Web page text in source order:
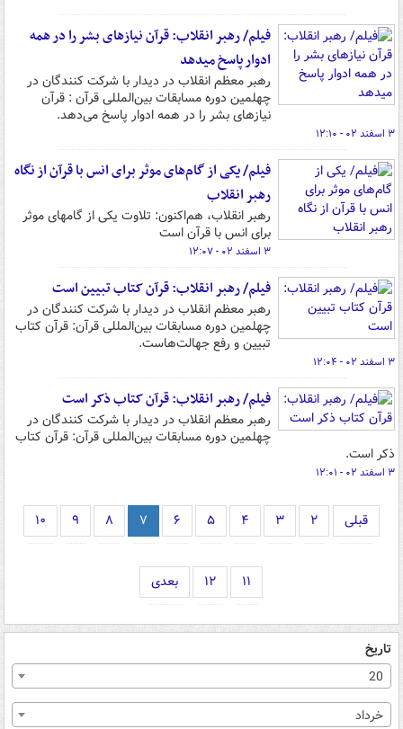
فیلم/ رهبر انقلاب: قرآن نیازهای بشر را در همه
ادوار پاسخ میدهد
رهبر معظم انقلاب در دیدار با شرکت کنندگان در
چهلمین دوره مسابقات بین‌المللی قرآن : قرآن
نیازهای بشر را در همه ادوار پاسخ می‌دهد.
۳ اسفند ۰۲ - ۱۲:۱۰
فیلم/ یکی از گام‌های موثر برای انس با قرآن از نگاه
رهبر انقلاب
رهبر انقلاب، هم‌اکنون: تلاوت یکی از گامهای موثر
برای انس با قرآن است
۳ اسفند ۰۲ - ۱۲:۰۷
فیلم/ رهبر انقلاب: قرآن کتاب تبیین است
رهبر معظم انقلاب در دیدار با شرکت کنندگان در
چهلمین دوره مسابقات بین‌المللی قرآن: قرآن کتاب
تبیین و رفع جهالت‌هاست.
۳ اسفند ۰۲ - ۱۲:۰۴
فیلم/ رهبر انقلاب: قرآن کتاب ذکر است
رهبر معظم انقلاب در دیدار با شرکت کنندگان در
چهلمین دوره مسابقات بین‌المللی قرآن: قرآن کتاب
ذکر است.
۳ اسفند ۰۲ - ۱۲:۰۱
قبلی ۲ ۳ ۴ ۵ ۶ ۷ ۸ ۹ ۱۰
۱۱ ۱۲ بعدی
تاریخ
20
خرداد